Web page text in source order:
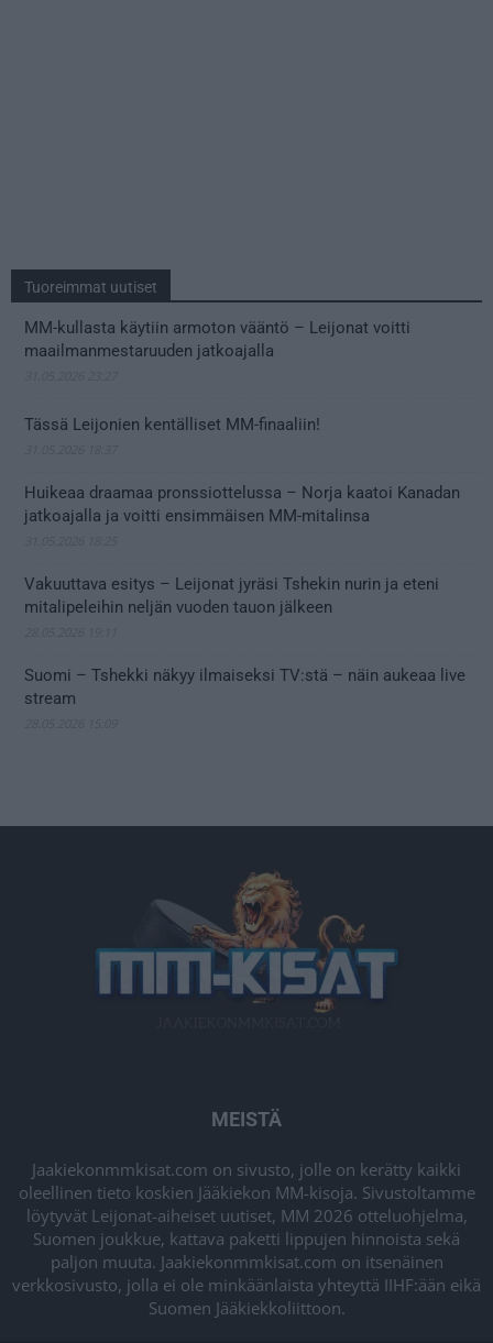
Tuoreimmat uutiset
MM-kullasta käytiin armoton vääntö – Leijonat voitti
maailmanmestaruuden jatkoajalla
Tässä Leijonien kentälliset MM-finaaliin!
Huikeaa draamaa pronssiottelussa – Norja kaatoi Kanadan
jatkoajalla ja voitti ensimmäisen MM-mitalinsa
Vakuuttava esitys – Leijonat jyräsi Tshekin nurin ja eteni
mitalipeleihin neljän vuoden tauon jälkeen
Suomi – Tshekki näkyy ilmaiseksi TV:stä – näin aukeaa live
stream
MEISTÄ
Jaakiekonmmkisat.com on sivusto, jolle on kerätty kaikki
oleellinen tieto koskien Jääkiekon MM-kisoja. Sivustoltamme
löytyvät Leijonat-aiheiset uutiset, MM 2026 otteluohjelma,
Suomen joukkue, kattava paketti lippujen hinnoista sekä
paljon muuta. Jaakiekonmmkisat.com on itsenäinen
verkkosivusto, jolla ei ole minkäänlaista yhteyttä IIHF:ään eikä
Suomen Jääkiekkoliittoon.